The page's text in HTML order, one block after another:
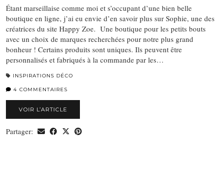
Étant marseillaise comme moi et s’occupant d’une bien belle
boutique en ligne, j’ai eu envie d’en savoir plus sur Sophie, une des
créatrices du site Happy Zoe. Une boutique pour les petits bouts
avec un choix de marques recherchées pour notre plus grand
bonheur ! Certains produits sont uniques. Ils peuvent être
personnalisés et fabriqués à la commande par les…
INSPIRATIONS DÉCO
4 COMMENTAIRES
VOIR L’ARTICLE
Partager: